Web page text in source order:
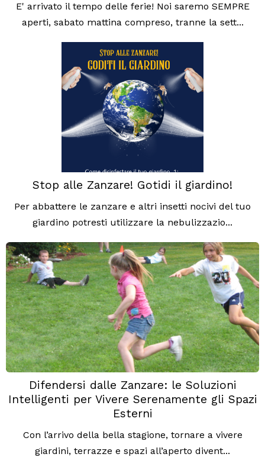
E' arrivato il tempo delle ferie! Noi saremo SEMPRE
aperti, sabato mattina compreso, tranne la sett...
Stop alle Zanzare! Gotidi il giardino!
Per abbattere le zanzare e altri insetti nocivi del tuo
giardino potresti utilizzare la nebulizzazio...
Difendersi dalle Zanzare: le Soluzioni
Intelligenti per Vivere Serenamente gli Spazi
Esterni
Con l’arrivo della bella stagione, tornare a vivere
giardini, terrazze e spazi all’aperto divent...